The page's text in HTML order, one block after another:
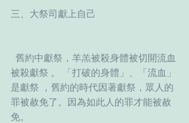
三、大祭司獻上自己
被殺獻祭 。 「打破的身體」、「流血」
是獻祭 ，舊約的時代因著獻祭，眾人的
罪被赦免了。因為如此人的罪才能被赦
免。